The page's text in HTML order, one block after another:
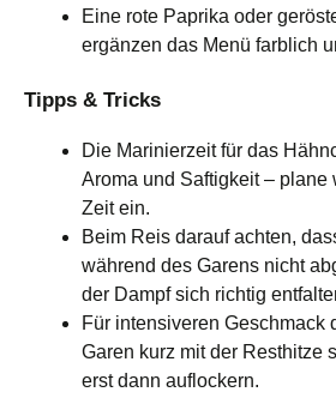
Eine rote Paprika oder
ergänzen das Menü farblich
Tipps & Tricks
Die Marinierzeit für das
Aroma und Saftigkeit – plane
Zeit ein.
Beim Reis darauf achten,
während des Garens nicht
der Dampf sich richtig
Für intensiveren Geschmack
Garen kurz mit der Resthitze
erst dann auflockern.